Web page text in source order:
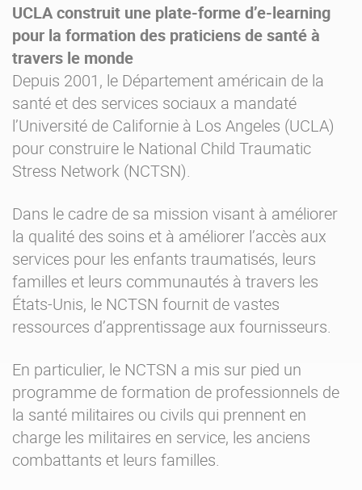
UCLA construit une plate-forme d’e-learning
pour la formation des praticiens de santé à
travers le monde
Depuis 2001, le Département américain de la
santé et des services sociaux a mandaté
l’Université de Californie à Los Angeles (UCLA)
pour construire le National Child Traumatic
Stress Network (NCTSN).
Dans le cadre de sa mission visant à améliorer
la qualité des soins et à améliorer l’accès aux
services pour les enfants traumatisés, leurs
familles et leurs communautés à travers les
États-Unis, le NCTSN fournit de vastes
ressources d’apprentissage aux fournisseurs.
En particulier, le NCTSN a mis sur pied un
programme de formation de professionnels de
la santé militaires ou civils qui prennent en
charge les militaires en service, les anciens
combattants et leurs familles.